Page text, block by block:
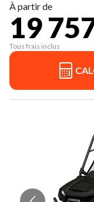
À partir de
19
Tous frais inclus